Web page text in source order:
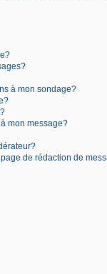
à mon sondage?
mon message?
de rédaction de